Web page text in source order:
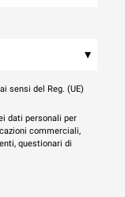
▾
sensi del Reg. (UE)
dati personali per
commerciali,
questionari di